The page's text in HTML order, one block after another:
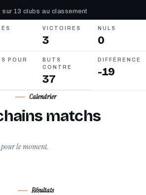
sur 13 clubs au classement
VICTOIRES
3
NULS
0
POUR
BUTS
CONTRE
37
DIFFÉRENCE
-19
Calendrier
matchs
le moment.
Résultats